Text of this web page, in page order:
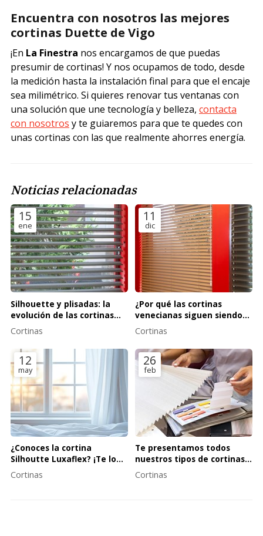
Encuentra con nosotros las mejores
cortinas Duette de Vigo
¡En La Finestra nos encargamos de que puedas
presumir de cortinas! Y nos ocupamos de todo, desde
la medición hasta la instalación final para que el encaje
sea milimétrico. Si quieres renovar tus ventanas con
una solución que une tecnología y belleza, contacta
con nosotros y te guiaremos para que te quedes con
unas cortinas con las que realmente ahorres energía.
Noticias relacionadas
15
ene
Silhouette y plisadas: la
evolución de las cortinas
que no conocías
Cortinas
11
dic
¿Por qué las cortinas
venecianas siguen siendo
un clásico en la decoración?
Cortinas
12
may
¿Conoces la cortina
Silhoutte Luxaflex? ¡Te lo
contamos!
Cortinas
26
feb
Te presentamos todos
nuestros tipos de cortinas y
te asesoramos según tus
necesidades
Cortinas